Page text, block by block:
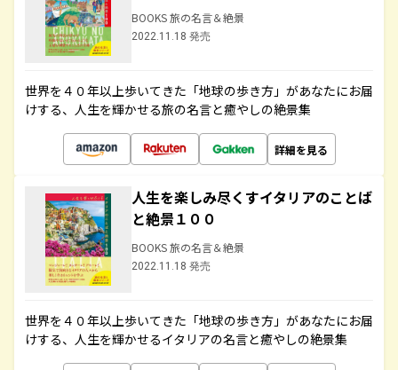
BOOKS 旅の名言＆絶景
2022.11.18 発売
世界を４０年以上歩いてきた「地球の歩き方」があなたにお届
けする、人生を輝かせる旅の名言と癒やしの絶景集
詳細を見る
人生を楽しみ尽くすイタリアのことば
と絶景１００
BOOKS 旅の名言＆絶景
2022.11.18 発売
世界を４０年以上歩いてきた「地球の歩き方」があなたにお届
けする、人生を輝かせるイタリアの名言と癒やしの絶景集